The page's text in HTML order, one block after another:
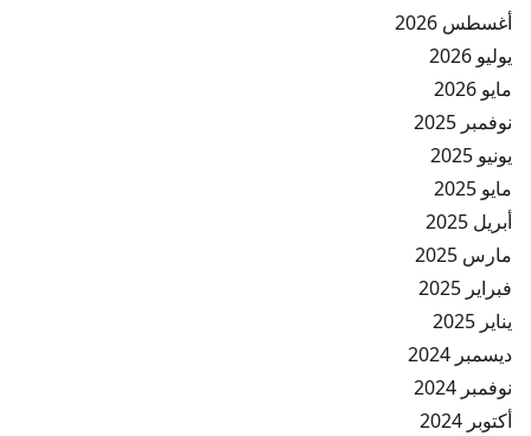
أغسطس 2026
يوليو 2026
مايو 2026
نوفمبر 2025
يونيو 2025
مايو 2025
أبريل 2025
مارس 2025
فبراير 2025
يناير 2025
ديسمبر 2024
نوفمبر 2024
أكتوبر 2024